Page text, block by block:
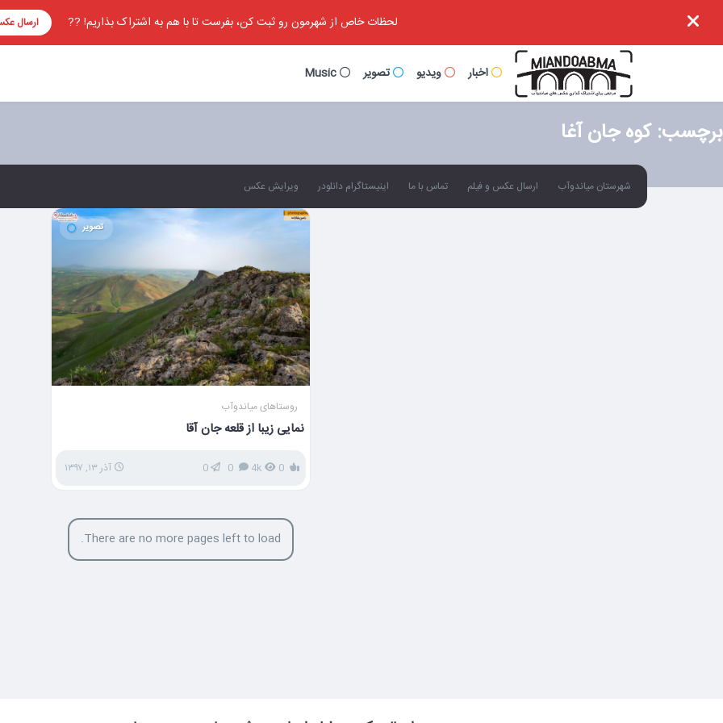
لحظات خاص از شهرمون رو ثبت کن، بفرست تا با هم به اشتراک بذاریم! ?? ارسال
اخبار ویدیو تصویر Music
برچسب:کوه جان آغا
شهرستان میاندوآب ارسال عکس و فیلم تماس با ما اینیستاگرام دانلودر ویرایش عکس
تصویر
روستاهای میاندوآب
نمایی زیبا از قلعه جان آقا
0
4k
0
0 آذر ۱۳, ۱۳۹۷
There are no more pages left to load.